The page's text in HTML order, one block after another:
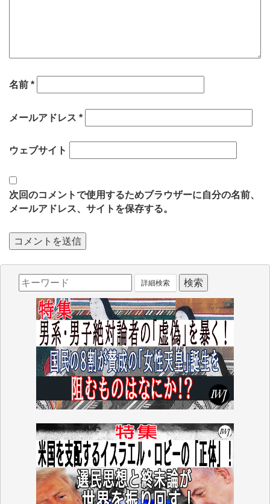
名前 *
メールアドレス *
ウェブサイト
次回のコメントで使用するためブラウザーに自分の名前、
メールアドレス、サイトを保存する。
詳細検索